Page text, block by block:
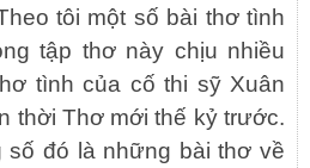
tôi một số bài thơ tình
tập thơ này chịu nhiều
tình của cố thi sỹ Xuân
thời Thơ mới thế kỷ trước.
số đó là những bài thơ về